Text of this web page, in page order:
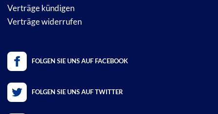
Verträge kündigen
Verträge widerrufen
FOLGEN SIE UNS AUF FACEBOOK
FOLGEN SIE UNS AUF TWITTER